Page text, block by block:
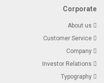
Corporate
About us
Customer Service
Company
Investor Relations
Typography